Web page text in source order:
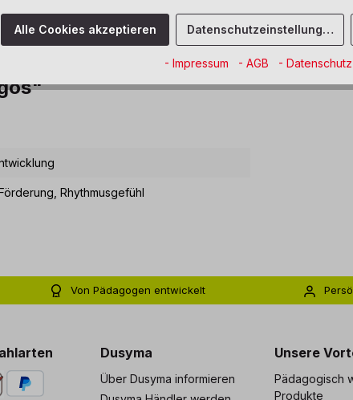
, Rhythmusgefühl
Von Pädagogen entwickelt
Dusyma
Über Dusyma informieren
Unsere
Pädagogisch
Produkte
Alle Cookies akzeptieren Datenschutzeinstellungen
- Impressum - AGB - Datenschutz